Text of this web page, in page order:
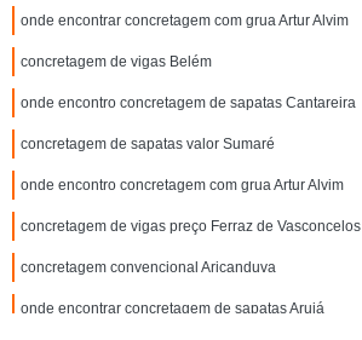
onde encontrar concretagem com grua Artur Alvim
concretagem de vigas Belém
onde encontro concretagem de sapatas Cantareira
concretagem de sapatas valor Sumaré
onde encontro concretagem com grua Artur Alvim
concretagem de vigas preço Ferraz de Vasconcelos
concretagem convencional Aricanduva
onde encontrar concretagem de sapatas Arujá